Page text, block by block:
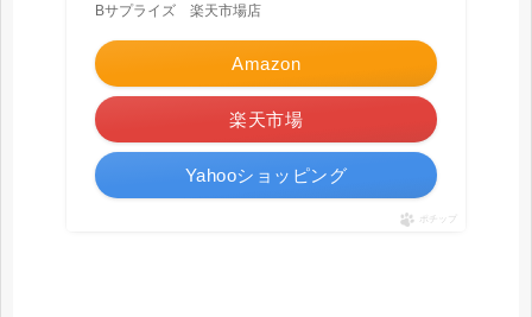
Bサプライズ 楽天市場店
Amazon
楽天市場
Yahooショッピング
ポチップ